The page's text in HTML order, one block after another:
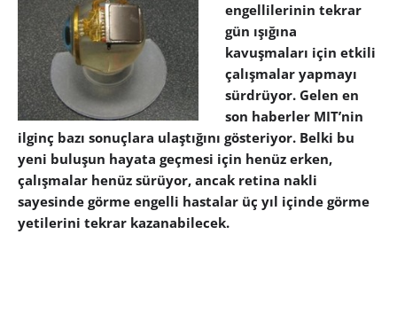
engellilerinin tekrar
gün ışığına
kavuşmaları için etkili
çalışmalar yapmayı
sürdrüyor. Gelen en
son haberler MIT’nin
ilginç bazı sonuçlara ulaştığını gösteriyor. Belki bu
yeni buluşun hayata geçmesi için henüz erken,
çalışmalar henüz sürüyor, ancak retina nakli
sayesinde görme engelli hastalar üç yıl içinde görme
yetilerini tekrar kazanabilecek.